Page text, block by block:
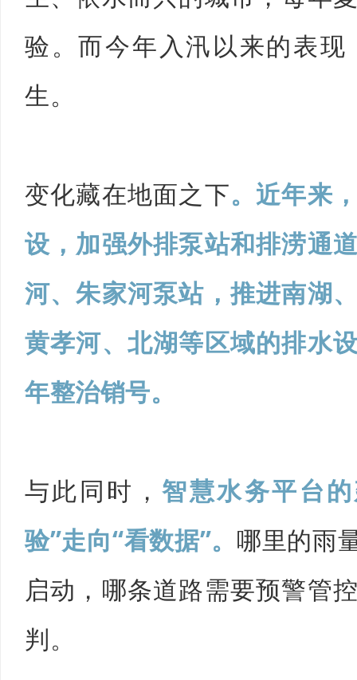
验。而今年入汛以来的表
生。
变化藏在地面之下。近年来
设，加强外排泵站和排涝通
河、朱家河泵站，推进南湖
黄孝河、北湖等区域的排水
年整治销号。
与此同时，智慧水务平台
验”走向“看数据”。 哪里的雨
启动，哪条道路需要预警管
判。